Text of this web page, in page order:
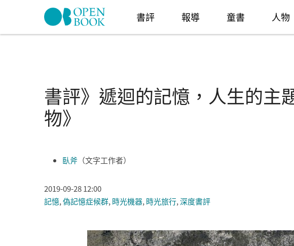
Skip to navigation
書評 報導 童書 人物
書評》遞迴的記憶，人生的主
物》
臥斧 （文字工作者）
2019-09-28 12:00
記憶,偽記憶症候群, 時光機器, 時光旅行,深度書評